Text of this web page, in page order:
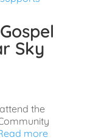
Sky
the
more